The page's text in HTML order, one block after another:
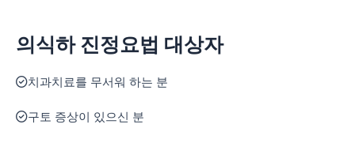
의식하 진정요법 대상자
치과치료를 무서워 하는 분
구토 증상이 있으신 분